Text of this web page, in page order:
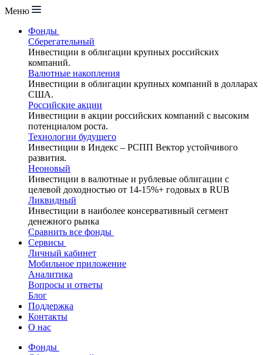
Меню
Фонды
Сберегательный
Инвестиции в облигации крупных российских
компаний.
Валютные накопления
Инвестиции в облигации крупных компаний в долларах
США.
Российские акции
Инвестиции в акции российских компаний с высоким
потенциалом роста.
Технологии будущего
Инвестиции в Индекс – РСПП Вектор устойчивого
развития.
Неоновый
Инвестиции в валютные и рублевые облигации с
целевой доходностью от 14-15%+ годовых в RUB
Ликвидный
Инвестиции в наиболее консервативный сегмент
денежного рынка
Сравнить все фонды
Сервисы
Личный кабинет
Мобильное приложение
Аналитика
Вопросы и ответы
Блог
Поддержка
Контакты
О нас
Фонды